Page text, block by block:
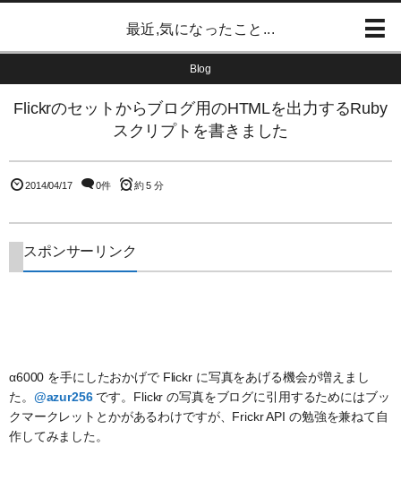
最近,気になったこと...
Blog
Flickrのセットからブログ用のHTMLを出力するRuby
スクリプトを書きました
2014/04/17 0件 約 5 分
スポンサーリンク
α6000 を手にしたおかげで Flickr に写真をあげる機会が増えまし
た。 @azur256です。Flickr の写真をブログに引用するためにはブッ
クマークレットとかがあるわけですが、Frickr API の勉強を兼ねて自
作してみました。